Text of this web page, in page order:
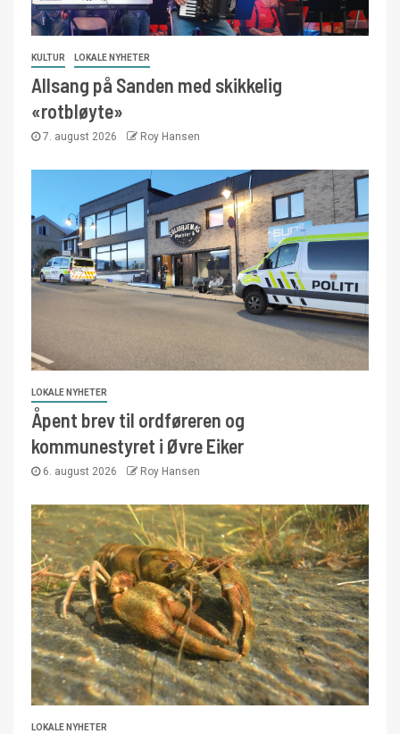
KULTUR LOKALE NYHETER
Allsang på Sanden med skikkelig
«rotbløyte»
7. august 2026 Roy Hansen
LOKALE NYHETER
Åpent brev til ordføreren og
kommunestyret i Øvre Eiker
6. august 2026 Roy Hansen
LOKALE NYHETER